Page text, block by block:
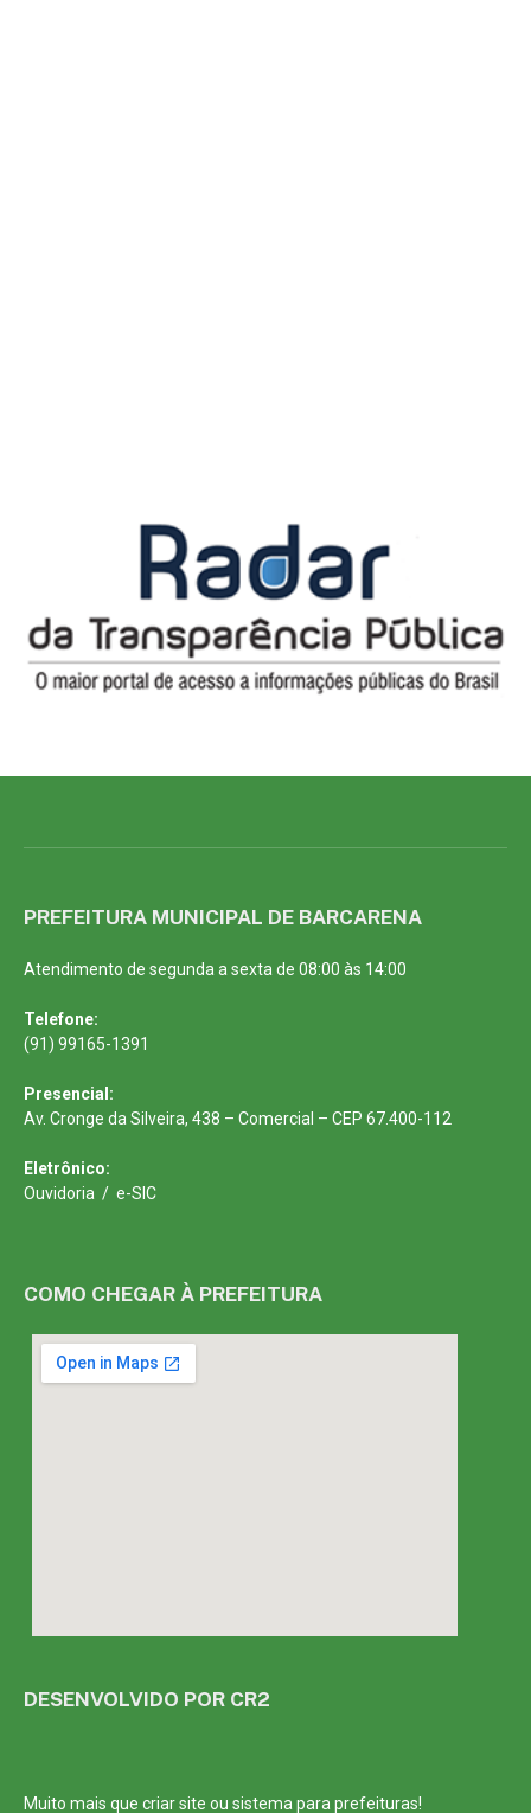
PREFEITURA MUNICIPAL DE BARCARENA
Atendimento de segunda a sexta de 08:00 às 14:00
Telefone:
(91) 99165-1391
Presencial:
Av. Cronge da Silveira, 438 – Comercial – CEP 67.400-112
Eletrônico:
Ouvidoria / e-SIC
COMO CHEGAR À PREFEITURA
DESENVOLVIDO POR CR2
Muito mais que criar site ou sistema para prefeituras!